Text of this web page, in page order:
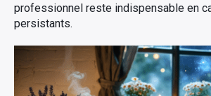
professionnel reste indispensable en
persistants.